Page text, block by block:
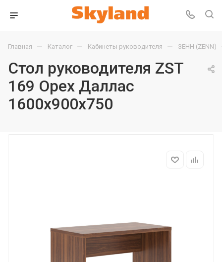
Главная — Каталог — Кабинеты руководителя — ЗЕНН (ZENN)
Стол руководителя ZST
169 Орех Даллас
1600х900х750